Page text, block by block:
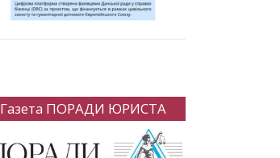
Газета ПОРАДИ ЮРИСТА